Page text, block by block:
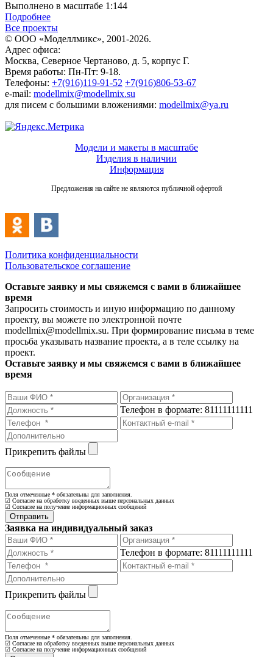
Выполнено в масштабе 1:144
Подробнее
Все проекты
© ООО «Моделлмикс», 2001-2026.
Адрес офиса:
Москва, Северное Чертаново, д. 5, корпус Г.
Время работы: Пн-Пт: 9-18.
Телефоны: +7(916)119-91-52 +7(916)806-53-67
e-mail: modellmix@modellmix.su
для писем с большими вложениями: modellmix@ya.ru
Модели и макеты в масштабе
Изделия в наличии
Информация
Предложения на сайте не являются публичной офертой
Политика конфиденциальности
Пользовательское соглашение
Оставьте заявку и мы свяжемся с вами в ближайшее
время
Запросить стоимость и иную информацию по данному
проекту, вы можете по электронной почте
modellmix@modellmix.su. При формирование письма в теме
просьба указывать название проекта, а в теле ссылку на
проект.
Оставьте заявку и мы свяжемся с вами в ближайшее
время
Телефон в формате: 81111111111
Прикрепить файлы
Поля отмеченные * обязательны для заполнения.
☑ Согласие на обработку введенных выше персональных данных
☑ Согласие на получение информационных сообщений
Заявка на индивидуальный заказ
Телефон в формате: 81111111111
Прикрепить файлы
Поля отмеченные * обязательны для заполнения.
☑ Согласие на обработку введенных выше персональных данных
☑ Согласие на получение информационных сообщений